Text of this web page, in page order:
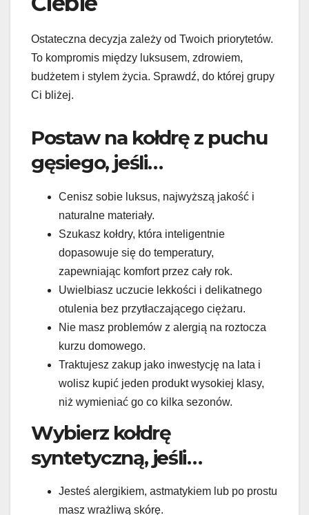
Ostateczna decyzja zależy od Twoich priorytetów.
To kompromis między luksusem, zdrowiem,
budżetem i stylem życia. Sprawdź, do której grupy
Ci bliżej.
Postaw na kołdrę z puchu
gęsiego, jeśli…
Cenisz sobie luksus, najwyższą jakość i
naturalne materiały.
Szukasz kołdry, która inteligentnie
dopasowuje się do temperatury,
zapewniając komfort przez cały rok.
Uwielbiasz uczucie lekkości i delikatnego
otulenia bez przytłaczającego ciężaru.
Nie masz problemów z alergią na roztocza
kurzu domowego.
Traktujesz zakup jako inwestycję na lata i
wolisz kupić jeden produkt wysokiej klasy,
niż wymieniać go co kilka sezonów.
Wybierz kołdrę
syntetyczną, jeśli…
Jesteś alergikiem, astmatykiem lub po prostu
masz wrażliwą skórę.